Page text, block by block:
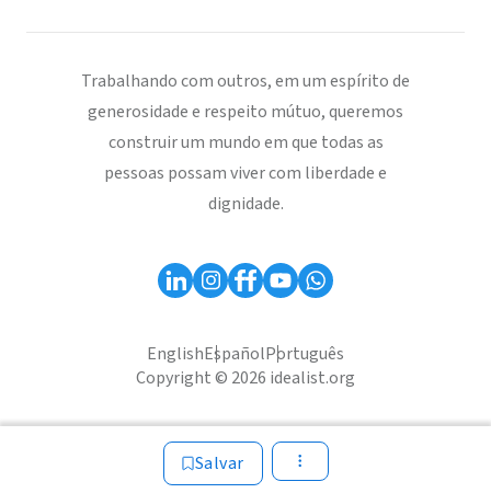
Salvar
Trabalhando com outros, em um espírito de
generosidade e respeito mútuo, queremos
construir um mundo em que todas as
pessoas possam viver com liberdade e
dignidade.
EnglishEspañolPortuguês
Copyright © 2026 idealist.org